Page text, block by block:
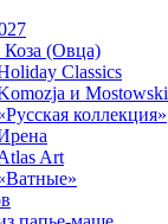
Коза (Овца)
Classics
и Mostowski
коллекция»
Art